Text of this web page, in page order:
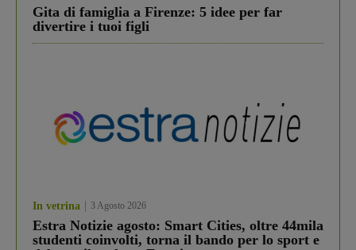
Gita di famiglia a Firenze: 5 idee per far
divertire i tuoi figli
In vetrina 3 Agosto 2026
Estra Notizie agosto: Smart Cities, oltre 44mila
studenti coinvolti, torna il bando per lo sport e